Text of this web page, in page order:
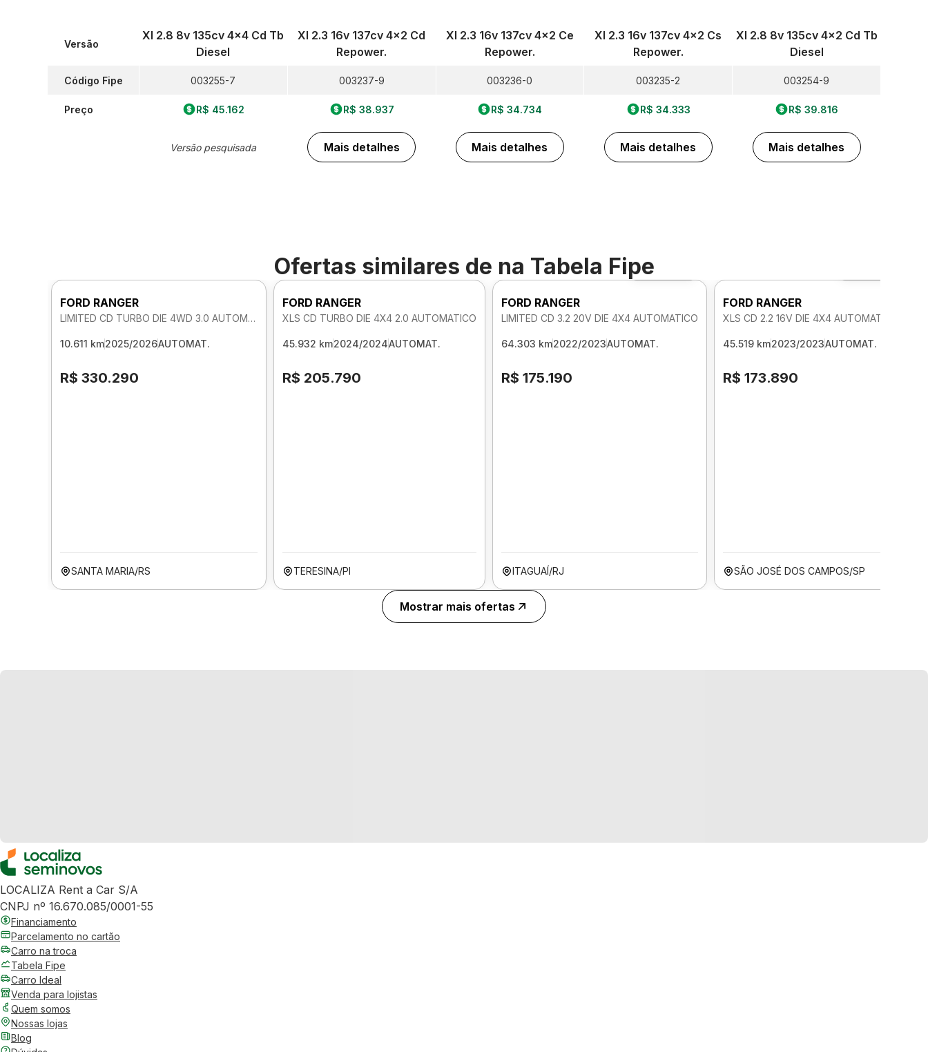
Versão
Código Fipe
Preço
Xl 2.8 8v 135cv 4x4 Cd Tb
Diesel
003255-7
R$ 45.162
Versão pesquisada
Xl 2.3 16v 137cv 4x2 Cd
Repower.
003237-9
R$ 38.937
Mais detalhes
Xl 2.3 16v 137cv 4x2 Ce
Repower.
003236-0
R$ 34.734
Mais detalhes
Xl 2.3 16v 137cv 4x2 Cs
Repower.
003235-2
R$ 34.333
Mais detalhes
Xl 2.8 8v 135cv 4x2 Cd Tb
Diesel
003254-9
R$ 39.816
Mais detalhes
Ofertas similares de na Tabela Fipe
FORD RANGER
LIMITED CD TURBO DIE 4WD 3.0 AUTOMATICO
10.611 km2025/2026AUTOMAT.
R$ 330.290
SANTA MARIA/RS
FORD RANGER
XLS CD TURBO DIE 4X4 2.0 AUTOMATICO
45.932 km2024/2024AUTOMAT.
R$ 205.790
TERESINA/PI
Foto 360º
FORD RANGER
LIMITED CD 3.2 20V DIE 4X4 AUTOMATICO
64.303 km2022/2023AUTOMAT.
R$ 175.190
ITAGUAÍ/RJ
FORD RANGER
XLS CD 2.2 16V DIE 4X4 AUTOMATICO
45.519 km2023/2023AUTOMAT.
R$ 173.890
SÃO JOSÉ DOS CAMPOS/SP
Mostrar mais ofertas
LOCALIZA Rent a Car S/A
CNPJ nº 16.670.085/0001-55
Financiamento
Parcelamento no cartão
Carro na troca
Tabela Fipe
Carro Ideal
Venda para lojistas
Quem somos
Nossas lojas
Blog